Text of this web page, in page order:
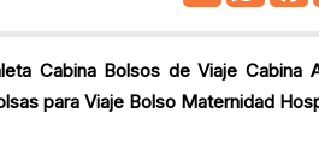
Cabina Bolsos de Viaje Cabina
para Viaje Bolso Maternidad